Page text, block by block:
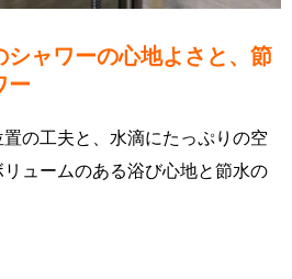
シャワーの心地よさと、節
ー
の工夫と、水滴にたっぷりの空
ュームのある浴び心地と節水の